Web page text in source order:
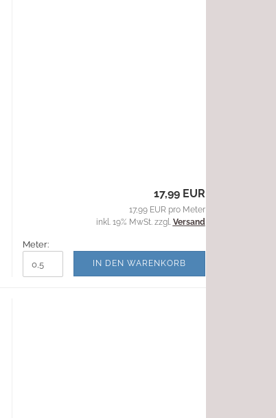
17,99 EUR
17,99 EUR pro Meter
inkl. 19% MwSt. zzgl. Versand
Meter:
IN DEN WARENKORB